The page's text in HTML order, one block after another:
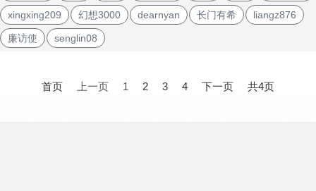
xingxing209 幻想3000 dearnyan 长门有希 liangz876
廉访使 senglin08
首页 上一页 1 2 3 4 下一页 共4页